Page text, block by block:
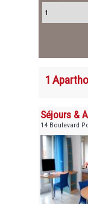
1
Séjours &
14 Boulevard